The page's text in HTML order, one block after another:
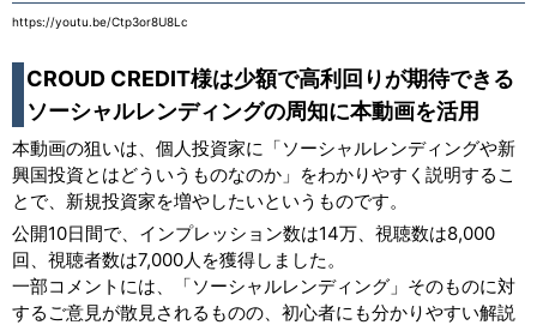
https://youtu.be/Ctp3or8U8Lc
CROUD CREDIT様は少額で高利回りが期待できる
ソーシャルレンディングの周知に本動画を活用
本動画の狙いは、個人投資家に「ソーシャルレンディングや新
興国投資とはどういうものなのか」をわかりやすく説明するこ
とで、新規投資家を増やしたいというものです。
公開10日間で、インプレッション数は14万、 視聴数は8,000
回、視聴者数は7,000人を獲得しました。
一部コメントには、「ソーシャルレンディング」そのものに対
するご意見が散見されるものの、初心者にも分かりやすい解説